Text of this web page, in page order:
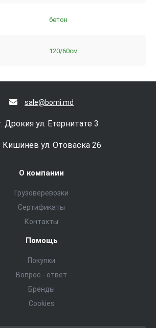
бетон
120/60см.
sale@bomi.md
Дрокия ул. Етернитате 3
Кишинев ул. Отоваска 26
О компании
Грузоверевозки
Сертификаты
Контакты
Помощь
Покупки
Вопрос - ответ
Бренды
Cookies